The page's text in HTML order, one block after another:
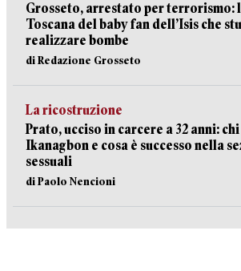
Grosseto, arrestato per terrorismo:
Toscana del baby fan dell’Isis che
realizzare bombe
di Redazione Grosseto
La ricostruzione
Prato, ucciso in carcere a 32 anni:
Ikanagbon e cosa è successo nella
sessuali
di Paolo Nencioni